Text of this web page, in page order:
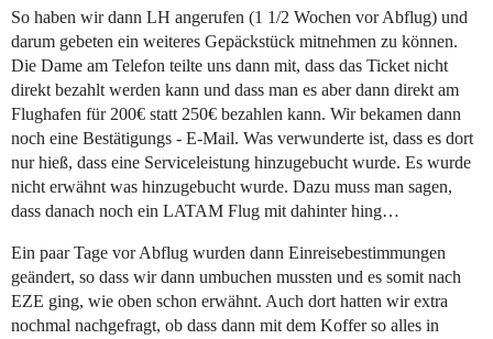
So haben wir dann LH angerufen (1 1/2 Wochen vor Abflug) und
darum gebeten ein weiteres Gepäckstück mitnehmen zu können.
Die Dame am Telefon teilte uns dann mit, dass das Ticket nicht
direkt bezahlt werden kann und dass man es aber dann direkt am
Flughafen für 200€ statt 250€ bezahlen kann. Wir bekamen dann
noch eine Bestätigungs - E-Mail. Was verwunderte ist, dass es dort
nur hieß, dass eine Serviceleistung hinzugebucht wurde. Es wurde
nicht erwähnt was hinzugebucht wurde. Dazu muss man sagen,
dass danach noch ein LATAM Flug mit dahinter hing…
Ein paar Tage vor Abflug wurden dann Einreisebestimmungen
geändert, so dass wir dann umbuchen mussten und es somit nach
EZE ging, wie oben schon erwähnt. Auch dort hatten wir extra
nochmal nachgefragt, ob dass dann mit dem Koffer so alles in